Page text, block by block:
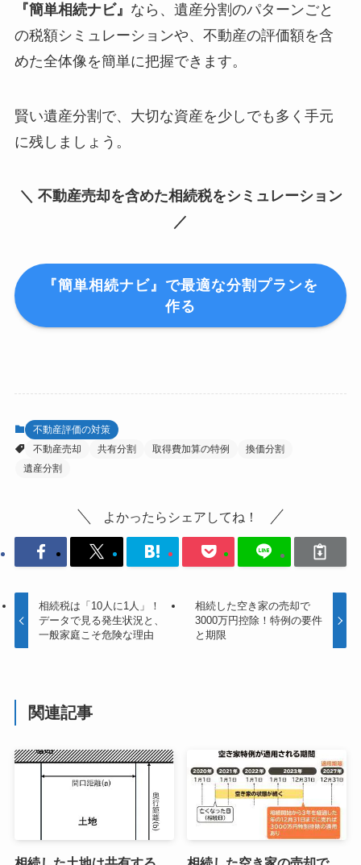
『簡単相続ナビ』 なら、遺産分割のパターンごと
の税額シミュレーションや、不動産の評価額を含
めた全体像を簡単に把握できます。
賢い遺産分割で、大切な資産を少しでも多く手元
に残しましょう。
＼ 不動産売却を含めた相続税をシミュレーション
／
『簡単相続ナビ』で最適な分割プランを
作る
不動産評価の対策
不動産売却
共有分割 取得費加算の特例
換価分割
遺産分割
よかったらシェアしてね！
相続税は「10人に1人」！
データで見る発生状況と、
一般家庭こそ危険な理由
相続した空き家の売却で
3000万円控除！特例の要件
と期限
関連記事